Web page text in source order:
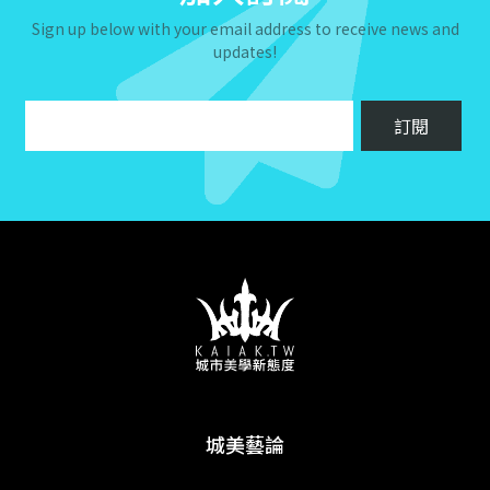
Sign up below with your email address to receive news and
updates!
城美藝論